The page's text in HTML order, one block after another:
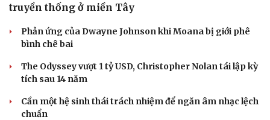
truyền thống ở miền Tây
Phản ứng của Dwayne Johnson khi Moana bị giới phê
bình chê bai
The Odyssey vượt 1 tỷ USD, Christopher Nolan tái lập kỳ
tích sau 14 năm
Cần một hệ sinh thái trách nhiệm để ngăn âm nhạc lệch
chuẩn